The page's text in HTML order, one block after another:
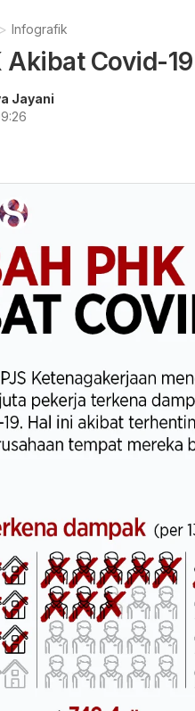
Infografik
Akibat Covid-19
Jayani